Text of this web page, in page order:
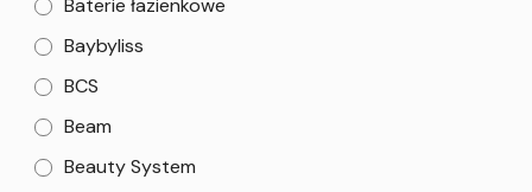
Baybyliss
BCS
Beam
Beauty System